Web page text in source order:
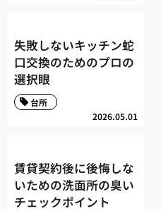
失敗しないキッチン蛇
口交換のためのプロの
選択眼
2026.05.01
台所
賃貸契約後に後悔しな
いための洗面所の臭い
チェックポイント